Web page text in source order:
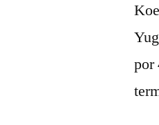
por